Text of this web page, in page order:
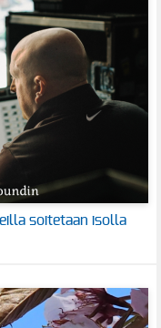
soitetaan isolla